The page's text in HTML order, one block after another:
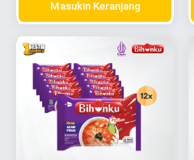
Masukin Keranjang